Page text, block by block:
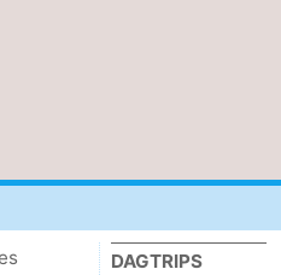
DAGTRIPS